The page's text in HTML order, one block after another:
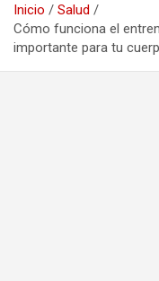
Inicio
Salud
Cómo funciona el
importante para tu